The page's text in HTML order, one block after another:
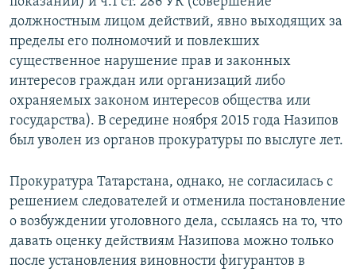
должностным лицом действий, явно выходящих за
пределы его полномочий и повлекших
существенное нарушение прав и законных
интересов граждан или организаций либо
охраняемых законом интересов общества или
государства). В середине ноября 2015 года Назипов
был уволен из органов прокуратуры по выслуге лет.
Прокуратура Татарстана, однако, не согласилась с
решением следователей и отменила постановление
о возбуждении уголовного дела, ссылаясь на то, что
давать оценку действиям Назипова можно только
после установления виновности фигурантов в